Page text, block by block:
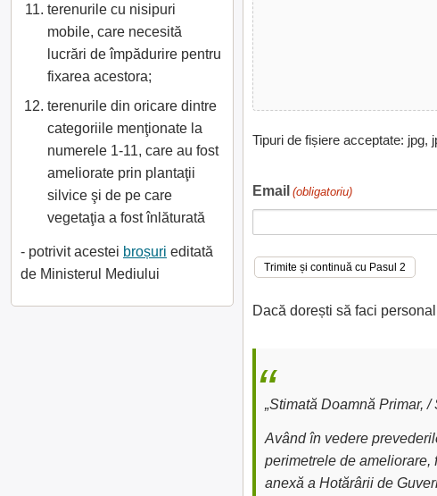
Tipuri de fișiere acceptate: jpg,
Email (obligatoriu)
Dacă dorești să faci
„Stimată Doamnă Primar,
Având în vedere
perimetrele de
anexă a Hotărârii de
terenurile cu nisipuri
mobile, care necesită
lucrări de împădurire pentru
fixarea acestora;
terenurile din oricare dintre
categoriile menţionate la
numerele 1-11, care au fost
ameliorate prin plantaţii
silvice şi de pe care
vegetaţia a fost înlăturată
- potrivit acestei broșuri editată
de Ministerul Mediului